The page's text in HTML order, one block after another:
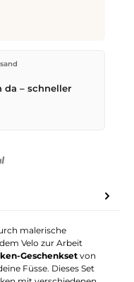
in Kriens. Ab
bis
– Zustellung am
Post.
da – schneller
malerische
Velo zur Arbeit
Geschenkset von
Füsse. Dieses Set